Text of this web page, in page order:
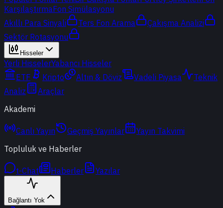
KarşılaştırmaFon Simülasyonu
Akıllı Para Sinyali
Ters Fon Arama
Çakışma Analizi
Sektör Rotasyonu
Hisseler
Yerli HisselerYabancı Hisseler
ETF
Kripto Altın & Döviz Vadeli Piyasa
Teknik
Analiz
Araçlar
Akademi
Canlı Yayın Geçmiş Yayınlar
Yayın Takvimi
Topluluk ve Haberler
t-Chat Haberler Yazılar
Bağlantı Yok